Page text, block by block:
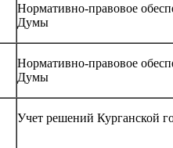
Нормативно-правовое
Думы
Нормативно-правовое
Думы
Учет решений Курганской